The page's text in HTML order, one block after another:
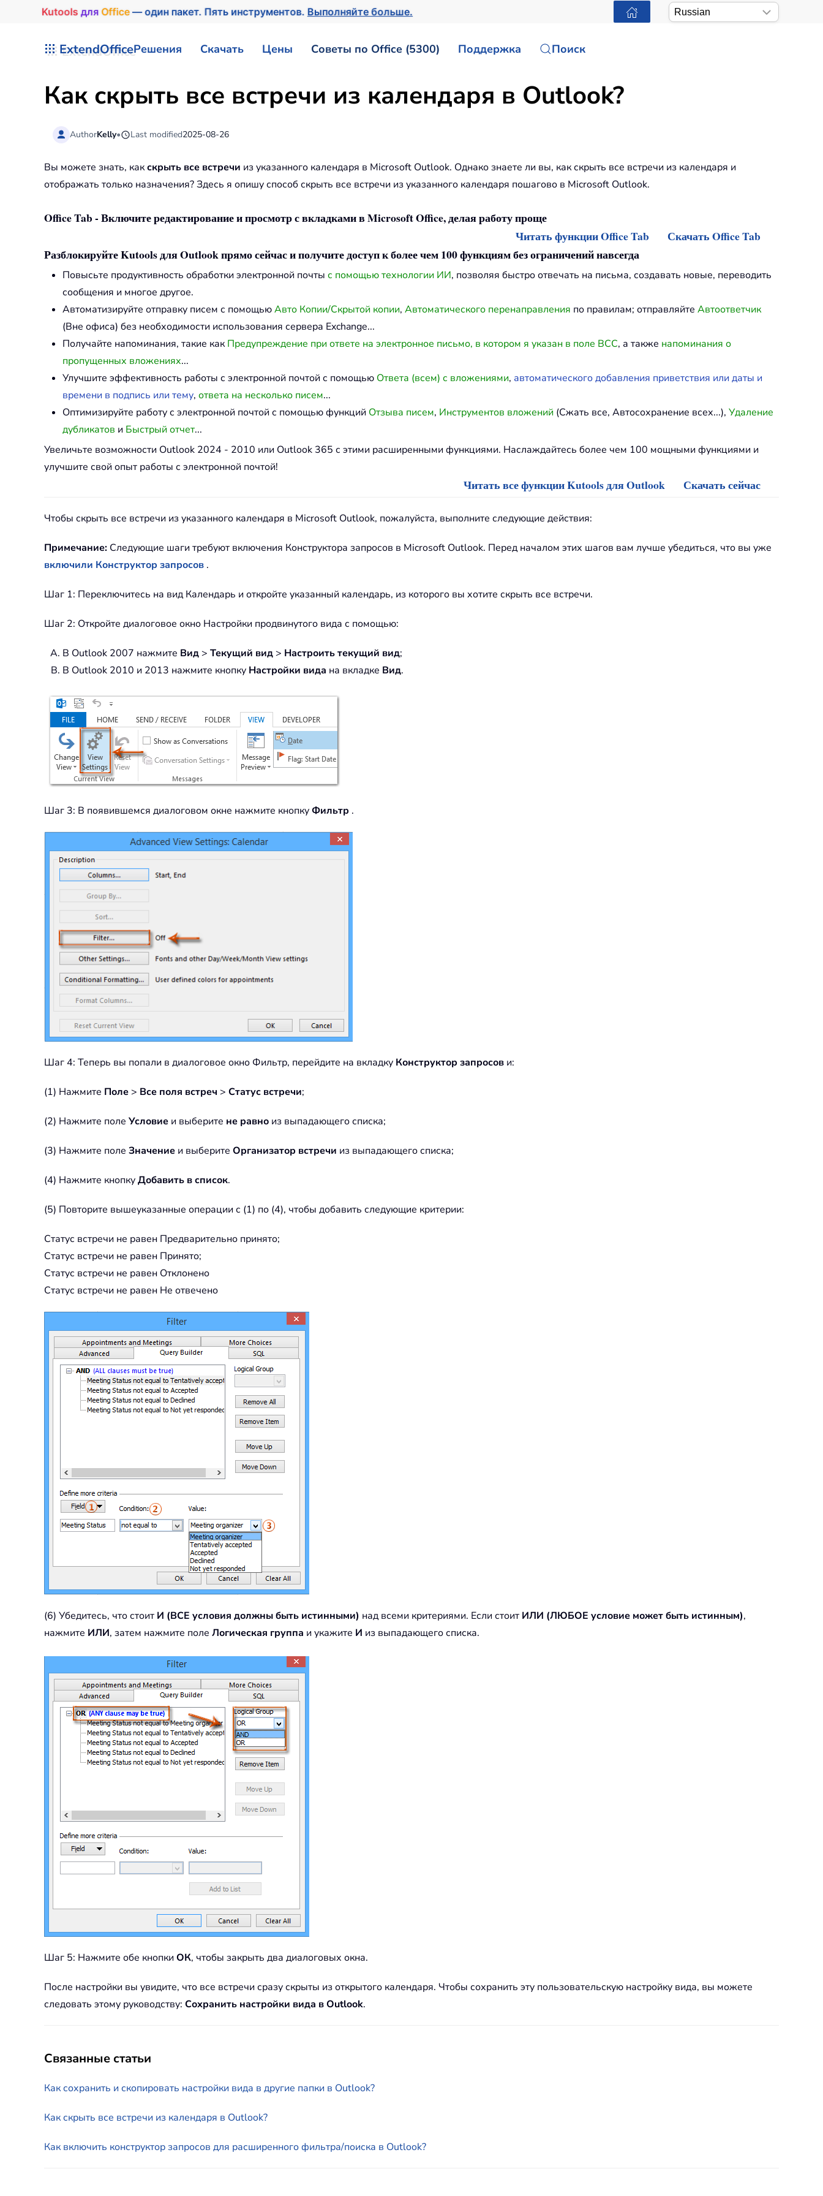
Kutools для Office— один пакет. Пять инструментов.Выполняйте больше.
ExtendOfficeРешения Скачать Цены Советы по Office (5300) Поддержка Поиск
Как скрыть все встречи из календаря в Outlook?
AuthorKelly• Last modified2025-08-26
Вы можете знать, какскрыть все встречи из указанного календаря в Microsoft Outlook. Однако знаете ли вы, как скрыть все встречи из календаря и
отображать только назначения? Здесь я опишу способ скрыть все встречи из указанного календаря пошагово в Microsoft Outlook.
Office Tab - Включите редактирование и просмотр с вкладками в Microsoft Office, делая работу проще
Читать функции Office Tab
Скачать Office Tab
Разблокируйте Kutools для Outlook прямо сейчас и получите доступ к более чем 100 функциям без ограничений навсегда
Повысьте продуктивность обработки электронной почты с помощью технологии ИИ, позволяя быстро отвечать на письма, создавать новые, переводить
сообщения и многое другое.
Автоматизируйте отправку писем с помощьюАвто Копии/Скрытой копии, Автоматического перенаправления по правилам; отправляйте Автоответчик
(Вне офиса) без необходимости использования сервера Exchange...
Получайте напоминания, такие какПредупреждение при ответе на электронное письмо, в котором я указан в поле BCC, а также напоминания о
пропущенных вложениях...
Улучшите эффективность работы с электронной почтой с помощью Ответа (всем) с вложениями, автоматического добавления приветствия или даты и
времени в подпись или тему, ответа на несколько писем...
Оптимизируйте работу с электронной почтой с помощью функций Отзыва писем, Инструментов вложений (Сжать все, Автосохранение всех...), Удаление
дубликатов и Быстрый отчет...
Увеличьте возможности Outlook 2024 - 2010 или Outlook 365 с этими расширенными функциями. Наслаждайтесь более чем 100 мощными функциями и
улучшите свой опыт работы с электронной почтой!
Читать все функции Kutools для Outlook Скачать сейчас
Чтобы скрыть все встречи из указанного календаря в Microsoft Outlook, пожалуйста, выполните следующие действия:
Примечание: Следующие шаги требуют включения Конструктора запросов в Microsoft Outlook. Перед началом этих шагов вам лучше убедиться, что вы уже
включили Конструктор запросов .
Шаг 1: Переключитесь на вид Календарь и откройте указанный календарь, из которого вы хотите скрыть все встречи.
Шаг 2: Откройте диалоговое окно Настройки продвинутого вида с помощью:
В Outlook 2007 нажмите Вид > Текущий вид > Настроить текущий вид;
В Outlook 2010 и 2013 нажмите кнопку Настройки вида на вкладке Вид.
Шаг 3: В появившемся диалоговом окне нажмите кнопкуФильтр .
Шаг 4: Теперь вы попали в диалоговое окно Фильтр, перейдите на вкладку Конструктор запросов и:
(1) Нажмите Поле > Все поля встреч > Статус встречи;
(2) Нажмите поле Условие и выберите не равно из выпадающего списка;
(3) Нажмите поле Значение и выберите Организатор встречи из выпадающего списка;
(4) Нажмите кнопкуДобавить в список.
(5) Повторите вышеуказанные операции с (1) по (4), чтобы добавить следующие критерии:
Статус встречи не равен Предварительно принято;
Статус встречи не равен Принято;
Статус встречи не равен Отклонено
Статус встречи не равен Не отвечено
(6) Убедитесь, что стоит И (ВСЕ условия должны быть истинными) над всеми критериями. Если стоит ИЛИ (ЛЮБОЕ условие может быть истинным),
нажмите ИЛИ, затем нажмите поле Логическая группа и укажите И из выпадающего списка.
Шаг 5: Нажмите обе кнопки ОК, чтобы закрыть два диалоговых окна.
После настройки вы увидите, что все встречи сразу скрыты из открытого календаря. Чтобы сохранить эту пользовательскую настройку вида, вы можете
следовать этому руководству: Сохранить настройки вида в Outlook.
Связанные статьи
Как сохранить и скопировать настройки вида в другие папки в Outlook?
Как скрыть все встречи из календаря в Outlook?
Как включить конструктор запросов для расширенного фильтра/поиска в Outlook?